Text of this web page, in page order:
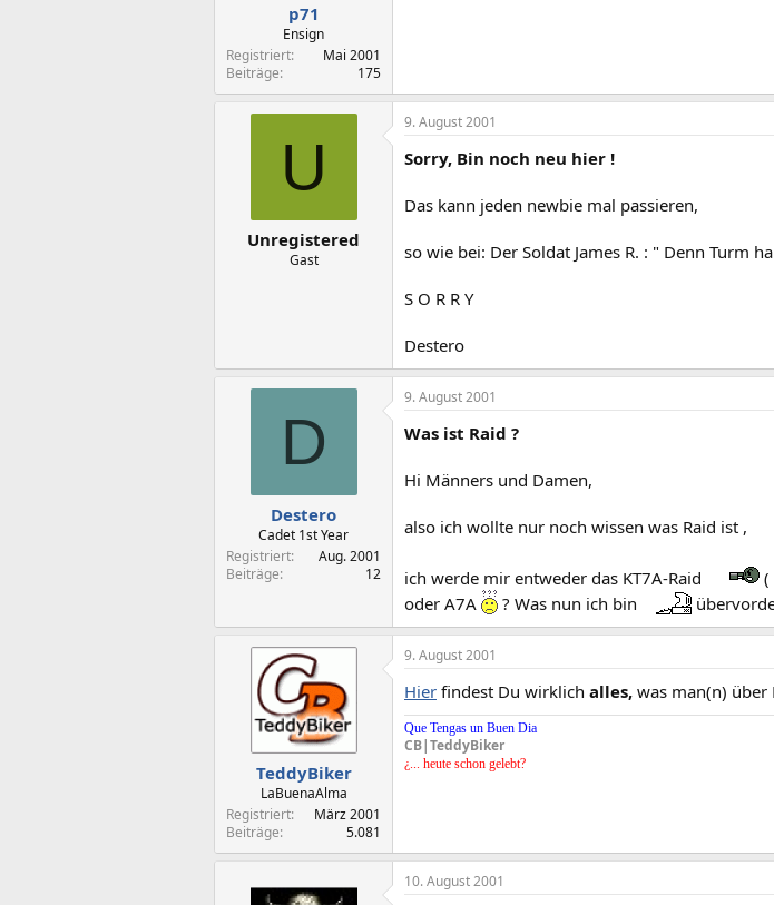
p71
Ensign
Registriert
Mai 2001
Beiträge
175
U
Unregistered
Gast
9. August 2001
Sorry, Bin noch neu hier !
Das kann jeden newbie mal passieren,
so wie bei: Der Soldat James R. : " Denn Turm
S O R R Y
Destero
D
Destero
Cadet 1st Year
Registriert
Aug. 2001
Beiträge
12
9. August 2001
Was ist Raid ?
Hi Männers und Damen,
also ich wollte nur noch wissen was Raid ist ,
ich werde mir entweder das KT7A-Raid (
oder A7A
? Was nun ich bin
TeddyBiker
LaBuenaAlma
Registriert
März 2001
Beiträge
5.081
9. August 2001
Hier findest Du wirklich alles, was man(n) über
Que Tengas un Buen Dia
CB|TeddyBiker
¿... heute schon gelebt?
10. August 2001